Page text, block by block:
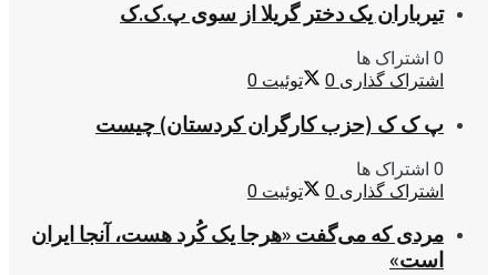
تیرباران یک دختر گریلا از سوی پ.ک.ک
0 اشتراک ها
اشتراک گذاری 0 توئیت 0
پ ک ک (حزب کارگران کردستان) چیست
0 اشتراک ها
اشتراک گذاری 0 توئیت 0
مردی که می‌گفت «هرجا یک کُرد هست، آنجا ایران
است»